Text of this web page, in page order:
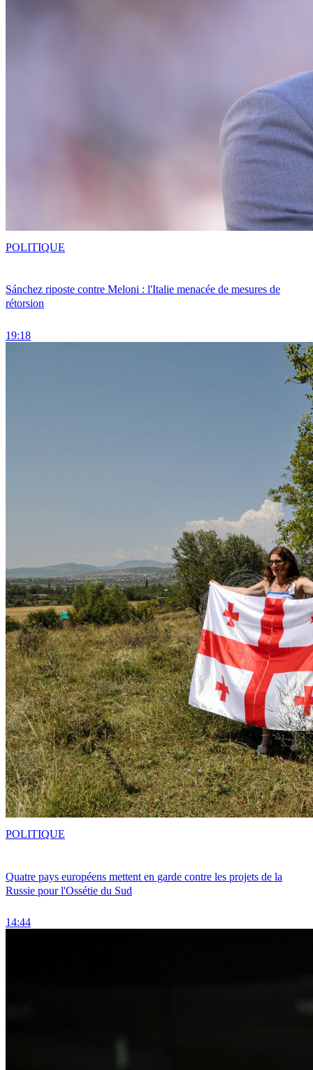
Sánchez riposte contre Meloni : l'Italie menacée de mesures de
rétorsion
19:18
POLITIQUE
Quatre pays européens mettent en garde contre les projets de la
Russie pour l'Ossétie du Sud
14:44
POLITIQUE